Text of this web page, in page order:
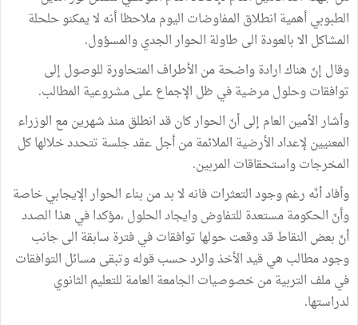
الطبوبي أهمية انطلاق المفاوضات اليوم ملاحظا أنه لا يمكنو حلحلة
المشاكل الا بالعودة الى طاولة الحوار الجدي والمسؤول.
وقال إنّ هناك ارادة واضحة من الأطراف المتحاورة للوصول إلى
توافقات وحلول مرضية في ظل الإجماع على مشروعية المطالب.
وأشار الأمين العام إلى أنّ الحوار كان قد انطلق منذ شهرين مع الوزراء
المعنيين لإعداد الأرضية الملائمة من أجل عقد جلسة تتحدد خلالها كل
المخرجات واستحقاقات المربين.
وأفاد أنّه رغم وجود التعثرات فانه لا بد من بناء الحوار الإيجابي خاصة
وأنّ الحكومة مستعدة للتفاوض وايجاد الحلول ،مؤكدا في هذا الصدد
أنّ بعض النقاط قد وقعت حولها توافقات في فترة سابقة الى جانب
وجود مطالب هي قيد الأخذ والرد حسب قوله وتبقى مسائل التوافقات
في ملف التربية من خصوصيات الجامعة العامة للتعليم الثانوي
لدراستها.